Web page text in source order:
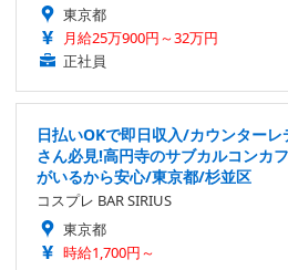
東京都
月給25万900円～32万円
正社員
日払いOKで即日収入/カウンター
さん必見!高円寺のサブカルコンカ
がいるから安心/東京都/杉並区
コスプレ BAR SIRIUS
東京都
時給1,700円～